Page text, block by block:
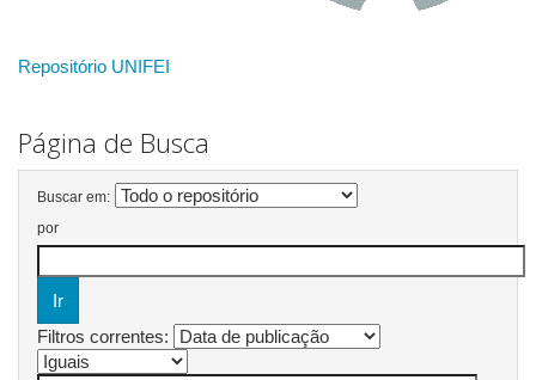
Repositório UNIFEI
Página de Busca
Buscar em:
por
Filtros correntes: